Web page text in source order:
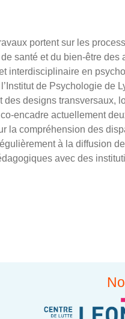
portent sur les
santé et du bien-être des
interdisciplinaire en
de Psychologie de
designs transversaux,
encadre actuellement
la compréhension des
à la diffusion
avec des